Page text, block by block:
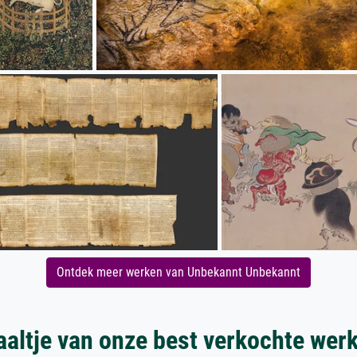
Ontdek meer werken van Unbekannt Unbekannt
van onze best verkochte